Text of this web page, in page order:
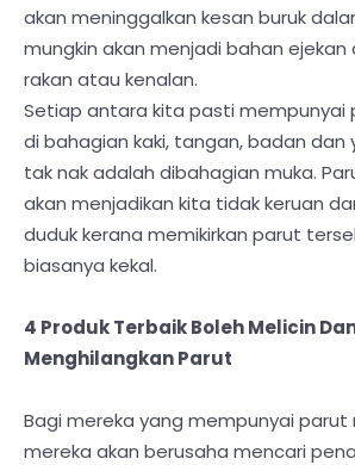
akan meninggalkan kesan buruk
mungkin akan menjadi bahan ejekan
rakan atau kenalan.
Setiap antara kita pasti mempunyai
di bahagian kaki, tangan, badan dan
tak nak adalah dibahagian muka.
akan menjadikan kita tidak keruan
duduk kerana memikirkan parut
biasanya kekal.
4 Produk Terbaik Boleh Melicin
Menghilangkan Parut
Bagi mereka yang mempunyai
mereka akan berusaha mencari